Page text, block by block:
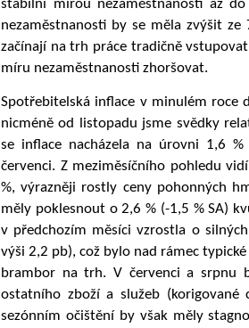
stabilní mírou nezaměstnanosti až
nezaměstnanosti by se měla zvýšit
začínají na trh práce tradičně
míru nezaměstnanosti zhoršovat.
Spotřebitelská inflace v minulém roce
nicméně od listopadu jsme svědky
se inflace nacházela na úrovni 1,6
červenci. Z meziměsíčního pohledu
%, výrazněji rostly ceny pohonných
měly poklesnout o 2,6 % (-1,5 % SA)
v předchozím měsíci vzrostla o
výši 2,2 pb), což bylo nad rámec
brambor na trh. V červenci a srpnu
ostatního zboží a služeb
sezónním očištění by však měly